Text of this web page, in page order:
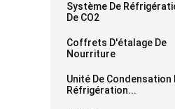
Système De
De CO2
Coffrets D'étalage De
Nourriture
Unité De Condensation
Réfrigération...